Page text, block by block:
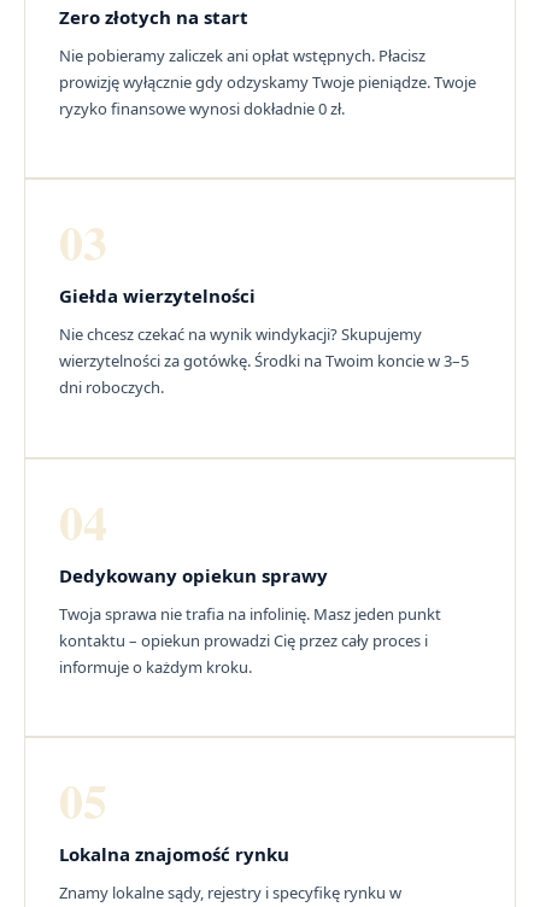
Zero złotych na start
Nie pobieramy zaliczek ani opłat wstępnych. Płacisz
prowizję wyłącznie gdy odzyskamy Twoje pieniądze. Twoje
ryzyko finansowe wynosi dokładnie 0 zł.
03
Giełda wierzytelności
Nie chcesz czekać na wynik windykacji? Skupujemy
wierzytelności za gotówkę. Środki na Twoim koncie w 3–5
dni roboczych.
04
Dedykowany opiekun sprawy
Twoja sprawa nie trafia na infolinię. Masz jeden punkt
kontaktu – opiekun prowadzi Cię przez cały proces i
informuje o każdym kroku.
05
Lokalna znajomość rynku
Znamy lokalne sądy, rejestry i specyfikę rynku w